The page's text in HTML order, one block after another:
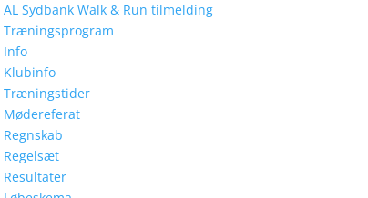
AL Sydbank Walk & Run tilmelding
Træningsprogram
Info
Klubinfo
Træningstider
Mødereferat
Regnskab
Regelsæt
Resultater